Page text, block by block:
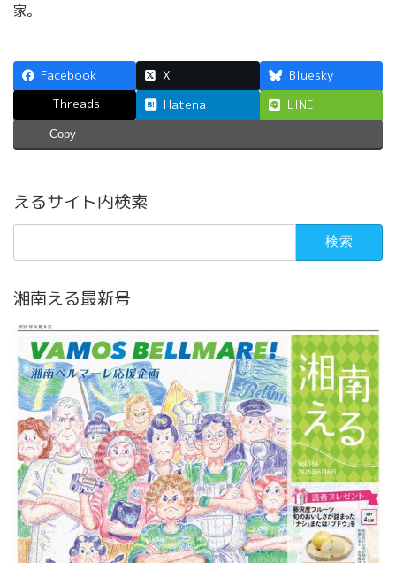
家。
Facebook X
Bluesky
Threads
Hatena LINE
Copy
えるサイト内検索
検
湘南える最新号